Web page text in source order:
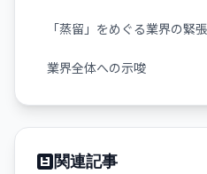
「蒸留」をめぐる業界の緊張
業界全体への示唆
関連記事